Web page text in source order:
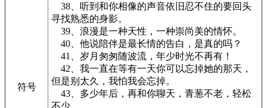
符号
38、听到和你相像的声音依旧忍不住的要回头
寻找熟悉的身影。
39、浪漫是一种天性，一种崇尚美的情怀。
40、他说陪伴是最长情的告白，是真的吗？
41、岁月匆匆随波流，年少时光不再有！
42、我一直在等有一天你可以忘掉她的那天，
但是别太久，我怕我会忘掉。
43、多少年后，再和你聊天，青葱不老，轻松
不少。